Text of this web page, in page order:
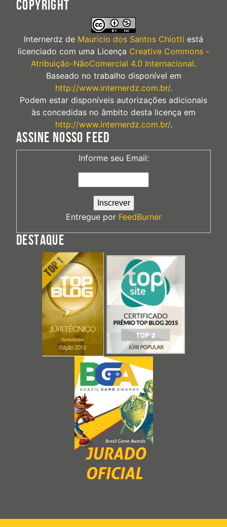
COPYRIGHT
Internerdz de Mauricio dos Santos Chiotti está
licenciado com uma Licença Creative Commons -
Atribuição-NãoComercial 4.0 Internacional.
Baseado no trabalho disponível em
http://www.internerdz.com.br/.
Podem estar disponíveis autorizações adicionais
às concedidas no âmbito desta licença em
http://www.internerdz.com.br/.
ASSINE NOSSO FEED
Informe seu Email:
Entregue por FeedBurner
DESTAQUE